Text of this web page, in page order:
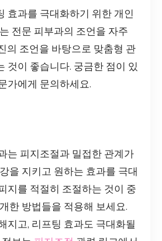
효과를 극대화하기 위한 개인
전문 피부과의 조언을 자주
의 조언을 바탕으로 맞춤형 관
것이 좋습니다. 궁금한 점이 있
가에게 문의하세요.
는 피지조절과 밀접한 관계가
을 지키고 원하는 효과를 극대
지를 적절히 조절하는 것이 중
한 방법들을 적용해 보세요.
지고, 리프팅 효과도 극대화될